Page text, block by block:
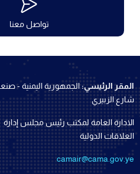
تواصل معنا
المقر الرئيسي:الجمهورية اليمنية -
شارع الزبيري
الادارة العامة لمكتب رئيس مجلس إدارة
العلاقات الدولية
camair@cama.gov.ye